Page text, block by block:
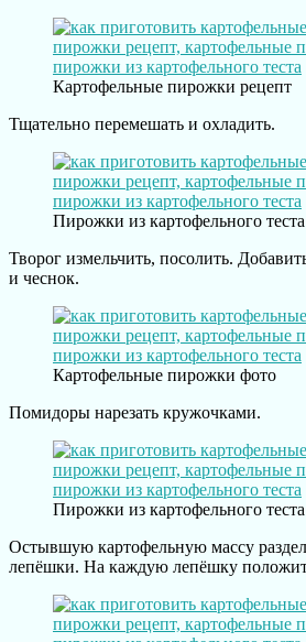
Картофельные пирожки рецепт
Тщательно перемешать и охладить.
Пирожки из картофельного теста
Творог измельчить, посолить.
и чеснок.
Картофельные пирожки фото
Помидоры нарезать кружочками.
Пирожки из картофельного теста
Остывшую картофельную массу
лепёшки. На каждую лепёшку